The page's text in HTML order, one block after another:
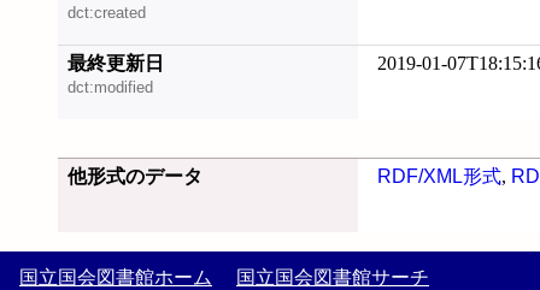
dct:created
最終更新日
dct:modified
2019-01-
他形式のデータ RDF/XML形式,
国立国会図書館ホーム 国立国会図書館サーチ